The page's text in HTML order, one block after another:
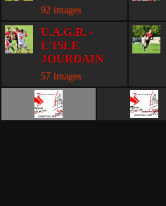
92 images
U.A.G.R. -
L'ISLE
JOURDAIN
57 images